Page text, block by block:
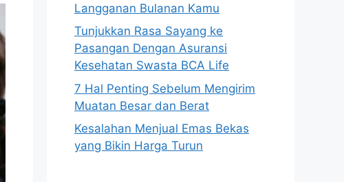
Langganan Bulanan Kamu
Tunjukkan Rasa Sayang ke
Pasangan Dengan Asuransi
Kesehatan Swasta BCA Life
7 Hal Penting Sebelum Mengirim
Muatan Besar dan Berat
Kesalahan Menjual Emas Bekas
yang Bikin Harga Turun